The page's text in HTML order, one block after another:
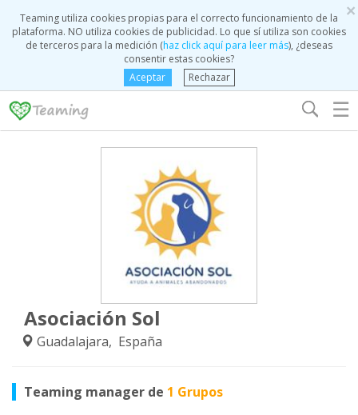
×
Teaming utiliza cookies propias para el correcto funcionamiento de la
plataforma. NO utiliza cookies de publicidad. Lo que sí utiliza son cookies
de terceros para la medición (haz click aquí para leer más), ¿deseas
consentir estas cookies?
Aceptar
Rechazar
☰
Asociación Sol
Guadalajara, España
Teaming manager de 1 Grupos